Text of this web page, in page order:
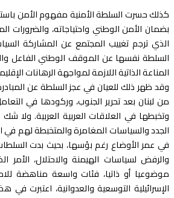
كذلك حسرت السلطة الأمنية مفهوم الأمن
بضمان الأمن الوطني واحتياجاته، والضرورات
الذي ترجم تغييب المجتمع عن المشاركة
السلطة نفسها عن الموقف الوطني الفاعل
المناعة الذاتية اللازمة لمواجهة الرهانات
وقد ظهر ذلك للعيان في عجز السلطة عن
من لبنان بعد تحرير الجنوب، وركودها في
وتخبطها في العلاقات العربية العربية.
الجدد والسياسات المغامرة والمتخبطة لهم
في عمر الأوضاع رغم بؤسها، بحيث بدت
والرفض لسياسات الهيمنة والاحتلال،
موضوعيا أو ذاتيا، فئات واسعة مناهضة
الإسرائيلية التوسعية والعدوانية، اعتبرت